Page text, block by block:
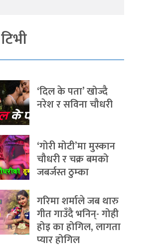
टिभी
‘दिल के पता’ खोज्दै
नरेश र सविना चौधरी
‘गोरी मोटी’मा मुस्कान
चौधरी र चक्र बमको
जबर्जस्त ठुम्का
गरिमा शर्माले जब थारु
गीत गाउँदै भनिन्- गोही
होइ का होगिल, लागता
प्यार होगिल